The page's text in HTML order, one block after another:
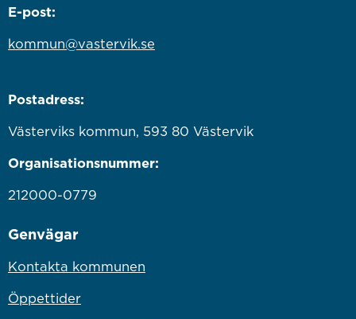
E-post:
kommun@vastervik.se
Postadress:
Västerviks kommun, 593 80 Västervik
Organisationsnummer:
212000-0779
Genvägar
Kontakta kommunen
Öppettider